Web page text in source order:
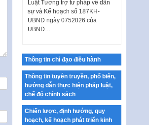
sự và Kế hoạch số 187KH-
UBND ngày 0752026 của
UBND…
thành phố Hà Nội
Kế hoạch Tổ chức Cuộc thi
chính luận về bảo vệ nền tảng tư
tưởng của Đảng…
Công bố công khai dự toán kinh
phí xây dựng pháp luật, hoàn
thiện thể chế, chính…
Thông tin chỉ đạo điều hành
Thông tin tuyên truyền, phổ biến,
hướng dẫn thực hiện pháp luật,
chế độ chính sách
Chiến lược, định hướng, quy
hoạch, kế hoạch phát triển kinh